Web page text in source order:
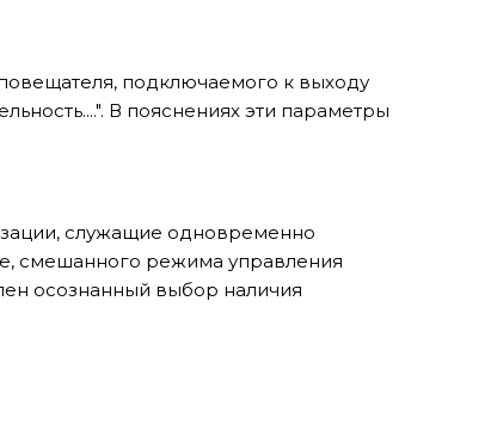
подключаемого к выходу
В пояснениях эти параметры
служащие одновременно
смешанного режима управления
осознанный выбор наличия